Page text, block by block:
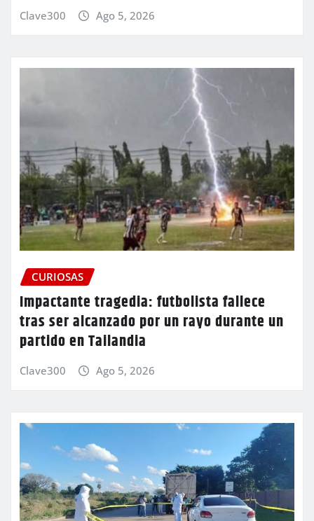
Clave300 Ago 5, 2026
CURIOSAS
Impactante tragedia: futbolista fallece
tras ser alcanzado por un rayo durante un
partido en Tailandia
Clave300 Ago 5, 2026